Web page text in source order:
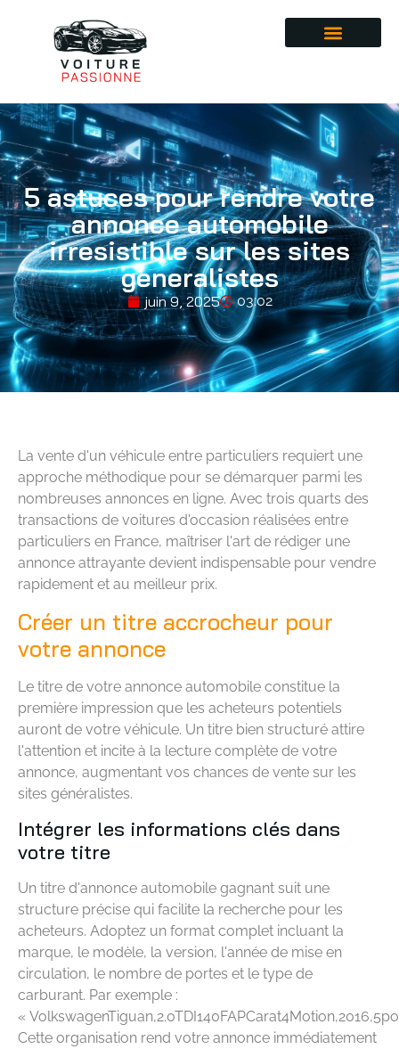
5 astuces pour rendre votre
annonce automobile
irresistible sur les sites
generalistes
juin 9, 2025 03:02
La vente d'un véhicule entre particuliers requiert une
approche méthodique pour se démarquer parmi les
nombreuses annonces en ligne. Avec trois quarts des
transactions de voitures d'occasion réalisées entre
particuliers en France, maîtriser l'art de rédiger une
annonce attrayante devient indispensable pour vendre
rapidement et au meilleur prix.
Créer un titre accrocheur pour
votre annonce
Le titre de votre annonce automobile constitue la
première impression que les acheteurs potentiels
auront de votre véhicule. Un titre bien structuré attire
l'attention et incite à la lecture complète de votre
annonce, augmentant vos chances de vente sur les
sites généralistes.
Intégrer les informations clés dans
votre titre
Un titre d'annonce automobile gagnant suit une
structure précise qui facilite la recherche pour les
acheteurs. Adoptez un format complet incluant la
marque, le modèle, la version, l'année de mise en
circulation, le nombre de portes et le type de
carburant. Par exemple :
«
Cette organisation rend votre annonce immédiatement